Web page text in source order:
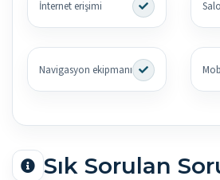
İnternet erişimi
Navigasyon ekipmanı
Sık Sorulan